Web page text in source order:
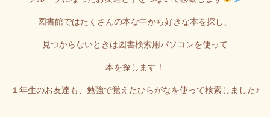
図書館ではたくさんの本な中から好きな本を探し、
見つからないときは図書検索用パソコンを使って
本を探します！
１年生のお友達も、勉強で覚えたひらがなを使って検索しました♪